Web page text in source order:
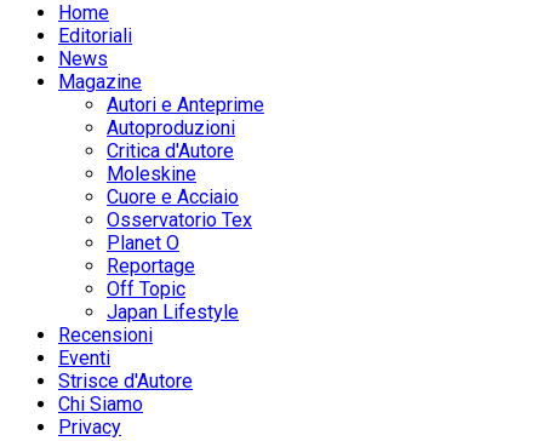
Home
Editoriali
News
Magazine
Autori e Anteprime
Autoproduzioni
Critica d'Autore
Moleskine
Cuore e Acciaio
Osservatorio Tex
Planet O
Reportage
Off Topic
Japan Lifestyle
Recensioni
Eventi
Strisce d'Autore
Chi Siamo
Privacy